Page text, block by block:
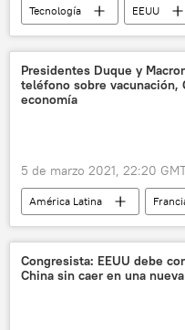
Tecnología EEUU
seguridad cibernética
Presidentes Duque y
teléfono sobre vacunación,
economía
5 de marzo 2021, 22:20
América Latina
Emmanuel Macron
Congresista: EEUU debe
China sin caer en una